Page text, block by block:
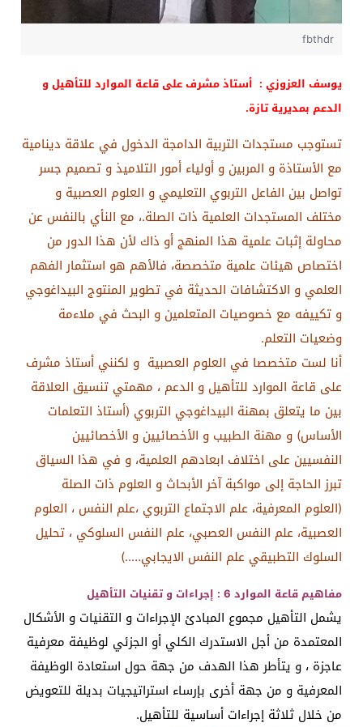
fbthdr
يوسف العزوزي : أستاذ مشرف على قاعة الموارد للتأهيل و
الدعم بمديرية تازة.
تستوجب مستجدات التربية الدامجة الدخول في علاقة دينامية
مع الأستاذة و المربين و أولياء أمور التلاميذ و تصميم جسر
تواصل بين الفاعل التربوي التعليمي و العلوم العصبية و
مختلف المستجدات العلمية ذات الصلة.، مع النأي بالنفس عن
محاولة إثبات علمية هذا المنهج أو ذاك لأن هذا الدور من
اختصاص هيئات علمية متخصصة، فالأهم هو استثمار الفهم
العلمي و الاكتشافات الحديثة في تطوير المنتوج البيداغوجي
و تكييفه مع خصوصيات المتعلمين و البحث في ملاءمة
وضعيات التعلم.
أنا لست متخصصا في العلوم العصبية و لكنني أستاذ مشرف
على قاعة الموارد للتأهيل و الدعم ، مهمتي تنسيق العلاقة
بين ما يتعلق بمهنة البيداغوجي التربوي (أستاذ التعلمات
الأساس) و مهنة الطبيب و الأخصائيين و الأخصائيين
النفسيين على اختلاف ابعادهم العلمية، و في هذا السياق
تبرز الحاجة إلى مواكبة آخر الأبحاث و العلوم ذات الصلة
(العلوم المعرفية، علم الاجتماع التربوي ،علم النفس ، العلوم
العصبية، علم النفس العصبي، علم النفس السلوكي ، تحليل
السلوك التطبيقي علم النفس الايجابي…..)
مفاهيم قاعة الموارد 6 : إجراءات و تقنيات التأهيل
يشمل التأهيل مجموع المبادئ الإجراءات و التقنيات و الأشكال
المعتمدة من أجل الاستدرك الكلي أو الجزئي لوظيفة معرفية
عاجزة ، و يتأطر هذا الهدف من جهة حول استعادة الوظيفة
المعرفية و من جهة أخرى بإرساء استراتيجيات بديلة للتعويض
من خلال ثلاثة إجراءات أساسية للتأهيل.